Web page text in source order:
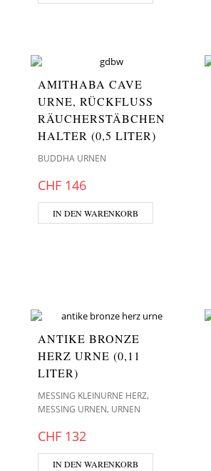
AMITHABA CAVE
URNE, RÜCKFLUSS
RÄUCHERSTÄBCHEN
HALTER (0,5 LITER)
BUDDHA URNEN
CHF 146
IN DEN WARENKORB
ANTIKE BRONZE
HERZ URNE (0,11
LITER)
MESSING KLEINURNE HERZ,
MESSING URNEN, URNEN
CHF 132
IN DEN WARENKORB